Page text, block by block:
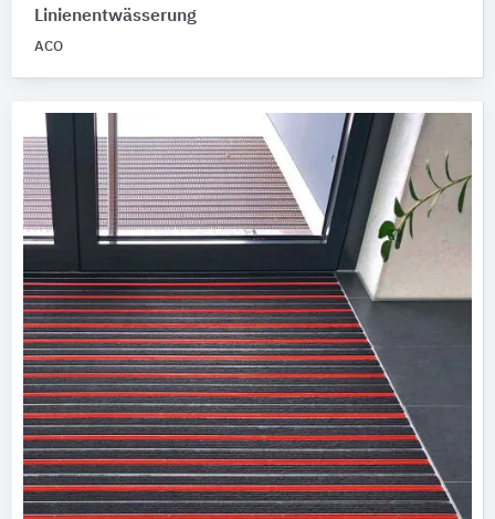
Linienentwässerung
ACO